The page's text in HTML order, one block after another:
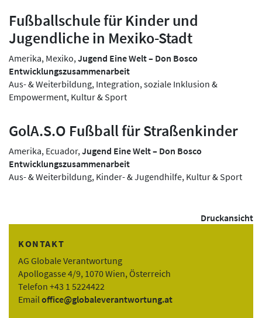
Fußballschule für Kinder und
Jugendliche in Mexiko-Stadt
Amerika, Mexiko, Jugend Eine Welt – Don Bosco
Entwicklungszusammenarbeit
Aus- & Weiterbildung, Integration, soziale Inklusion &
Empowerment, Kultur & Sport
GolA.S.O Fußball für Straßenkinder
Amerika, Ecuador, Jugend Eine Welt – Don Bosco
Entwicklungszusammenarbeit
Aus- & Weiterbildung, Kinder- & Jugendhilfe, Kultur & Sport
Druckansicht
KONTAKT
AG Globale Verantwortung
Apollogasse 4/9, 1070 Wien, Österreich
Telefon +43 1 5224422
Email office@globaleverantwortung.at